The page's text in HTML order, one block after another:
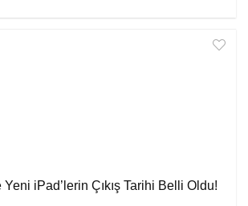
iPad’lerin Çıkış Tarihi Belli Oldu!